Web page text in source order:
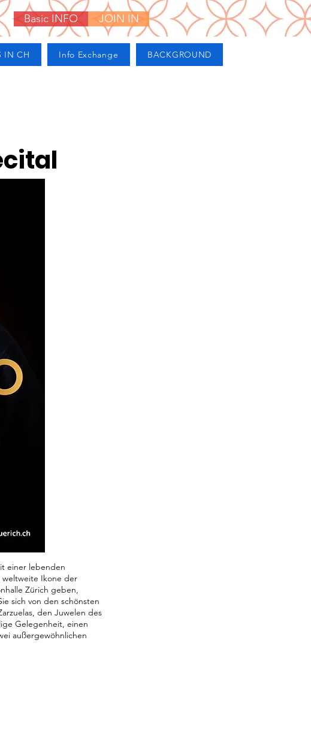
Basic INFO JOIN IN
IN CH Info Exchange BACKGROUND
einer lebenden
weltweite Ikone der
Zürich geben,
sich von den schönsten
den Juwelen des
Gelegenheit, einen
außergewöhnlichen